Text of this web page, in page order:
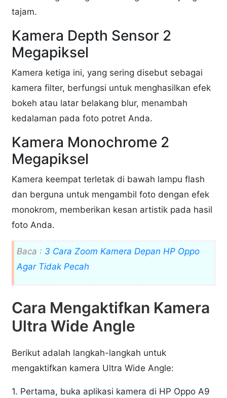
tajam.
Kamera Depth Sensor 2
Megapiksel
Kamera ketiga ini, yang sering disebut sebagai
kamera filter, berfungsi untuk menghasilkan efek
bokeh atau latar belakang blur, menambah
kedalaman pada foto potret Anda.
Kamera Monochrome 2
Megapiksel
Kamera keempat terletak di bawah lampu flash
dan berguna untuk mengambil foto dengan efek
monokrom, memberikan kesan artistik pada hasil
foto Anda.
Baca : 3 Cara Zoom Kamera Depan HP Oppo
Agar Tidak Pecah
Cara Mengaktifkan Kamera
Ultra Wide Angle
Berikut adalah langkah-langkah untuk
mengaktifkan kamera Ultra Wide Angle:
1. Pertama, buka aplikasi kamera di HP Oppo A9